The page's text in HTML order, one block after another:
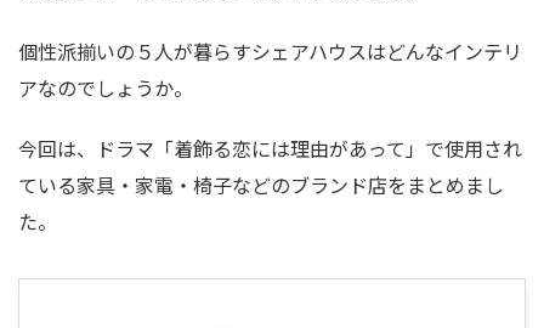
個性派揃いの５人が暮らすシェアハウスはどんなインテリ
アなのでしょうか。
今回は、ドラマ「着飾る恋には理由があって」で使用され
ている家具・家電・椅子などのブランド店をまとめまし
た。